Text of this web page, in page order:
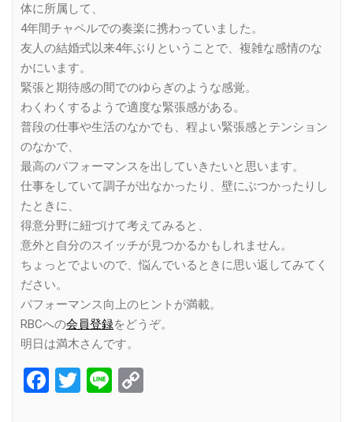
体に所属して、
4年間チャペルでの奏楽に携わっていました。
友人の結婚式以来4年ぶりということで、複雑な感情のな
かにいます。
緊張と期待感の間でのゆらぎのような感覚。
わくわくするようで適度な緊張感がある。
普段の仕事や生活のなかでも、程よい緊張感とテンション
のなかで、
最高のパフォーマンスを出していきたいと思います。
仕事をしていて調子が出なかったり、壁にぶつかったりし
たときに、
得意分野に紐づけて考えてみると、
意外と自分のスイッチが見つかるかもしれません。
ちょっとでよいので、悩んでいるときに思い返してみてく
ださい。
パフォーマンス向上のヒントが満載。
RBCへの会員登録をどうぞ。
明日は満木さんです。
Facebook
Twitter
Line